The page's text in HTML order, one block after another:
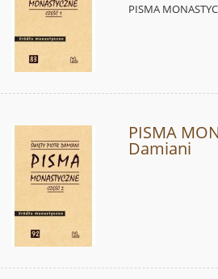
PISMA
PISMA
Damiani